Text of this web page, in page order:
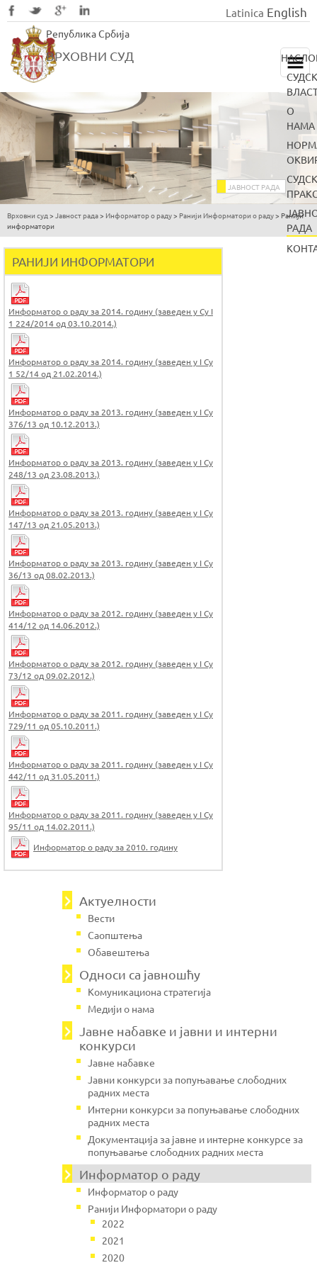
to
main
Република Србија
ВРХОВНИ СУД
Latinica English
О
НАМА
РАДА
ЈАВНОСТ РАДА
You
here
Врховни суд > Јавност рада> Информатор о раду> Ранији Информатори о раду> Ранији
информатори
РАНИЈИ ИНФОРМАТОРИ
Информатор о раду за 2014. годину (заведен у Су I
1 224/2014 од 03.10.2014.)
Информатор о раду за 2014. годину (заведен у I Су
1 52/14 од 21.02.2014.)
Информатор о раду за 2013. годину (заведен у I Су
376/13 од 10.12.2013.)
Информатор о раду за 2013. годину (заведен у I Су
248/13 од 23.08.2013.)
Информатор о раду за 2013. годину (заведен у I Су
147/13 од 21.05.2013.)
Информатор о раду за 2013. годину (заведен у I Су
36/13 од 08.02.2013.)
Информатор о раду за 2012. годину (заведен у I Су
414/12 од 14.06.2012.)
Информатор о раду за 2012. годину (заведен у I Су
73/12 од 09.02.2012.)
Информатор о раду за 2011. годину (заведен у I Су
729/11 од 05.10.2011.)
Информатор о раду за 2011. годину (заведен у I Су
442/11 од 31.05.2011.)
Информатор о раду за 2011. годину (заведен у I Су
95/11 од 14.02.2011.)
Информатор о раду за 2010. годину
Актуелности
Вести
Саопштења
Обавештења
Односи са јавношћу
Комуникациона стратегија
Медији о нама
Јавнe набавке и јавни и интерни
конкурси
Јавне набавке
Јавни конкурси за попуњавање слободних
радних места
Интерни конкурси за попуњавање слободних
радних места
Документација за јавне и интерне конкурсе за
попуњавање слободних радних места
Информатор о раду
Информатор о раду
Ранији Информатори о раду
2022
2021
2020